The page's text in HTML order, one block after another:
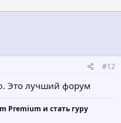
#12
Это лучший форум
Premium и стать гуру